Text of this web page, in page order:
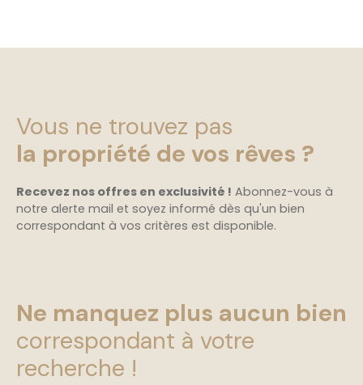
Vous ne trouvez pas
la propriété de vos rêves ?
Recevez nos offres en exclusivité ! Abonnez-vous à
notre alerte mail et soyez informé dès qu'un bien
correspondant à vos critères est disponible.
Ne manquez plus aucun bien
correspondant à votre
recherche !